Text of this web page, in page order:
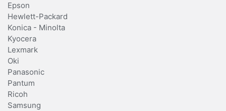
Epson
Hewlett-Packard
Konica - Minolta
Kyocera
Lexmark
Oki
Panasonic
Pantum
Ricoh
Samsung